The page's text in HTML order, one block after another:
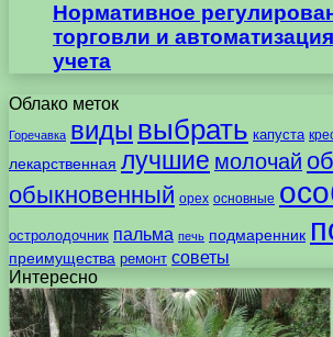
Нормативное
торговли и
учета
Облако меток
Горечавка виды выбрать капуста
лекарственная лучшие молочай
обыкновенный орех основные
остролодочник пальма печь подмаренник
преимущества ремонт советы
Интересно